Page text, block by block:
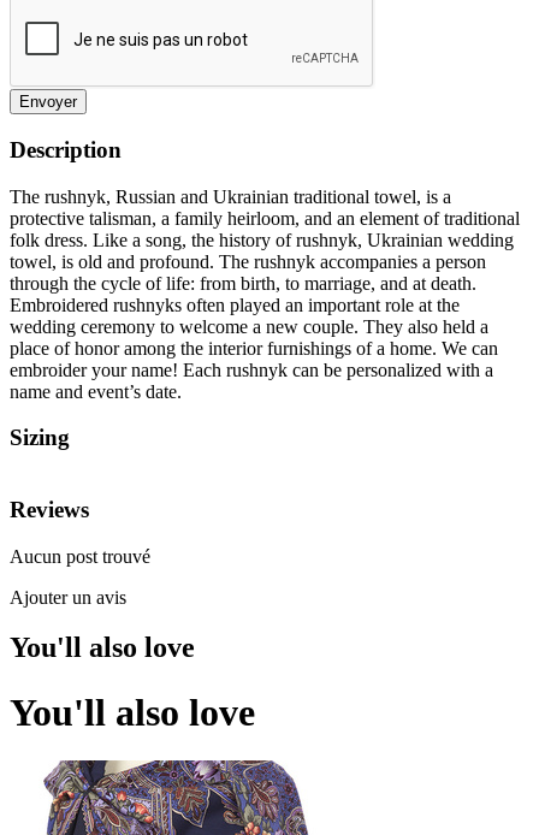
Envoyer
Description
The rushnyk, Russian and Ukrainian traditional towel, is a
protective talisman, a family heirloom, and an element of traditional
folk dress. Like a song, the history of rushnyk, Ukrainian wedding
towel, is old and profound. The rushnyk accompanies a person
through the cycle of life: from birth, to marriage, and at death.
Embroidered rushnyks often played an important role at the
wedding ceremony to welcome a new couple. They also held a
place of honor among the interior furnishings of a home. We can
embroider your name! Each rushnyk can be personalized with a
name and event’s date.
Sizing
Reviews
Aucun post trouvé
Ajouter un avis
You'll also love
You'll also love